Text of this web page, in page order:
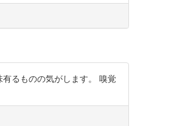
るものの気がします。 嗅覚